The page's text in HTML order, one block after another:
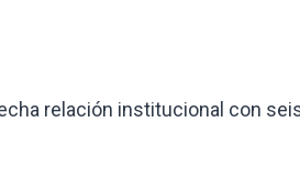
relación institucional con